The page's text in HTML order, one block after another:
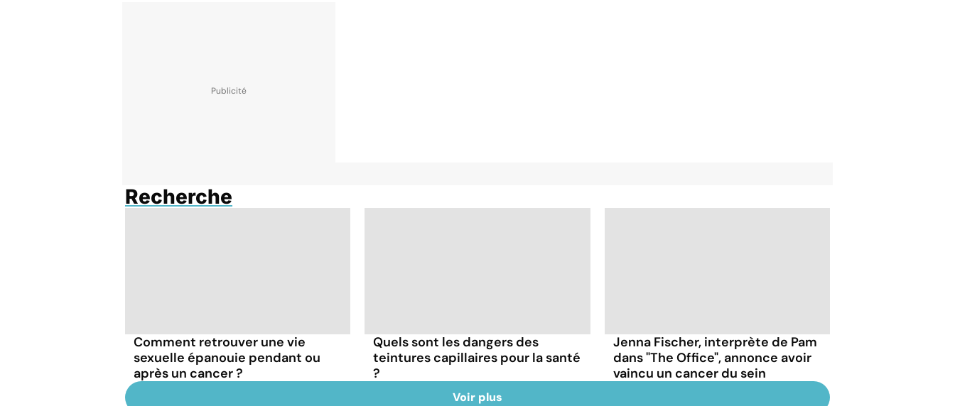
Recherche
Comment retrouver une vie
sexuelle épanouie pendant ou
après un cancer ?
Quels sont les dangers des
teintures capillaires pour la santé
?
Jenna Fischer, interprète de Pam
dans "The Office", annonce avoir
vaincu un cancer du sein
Voir plus